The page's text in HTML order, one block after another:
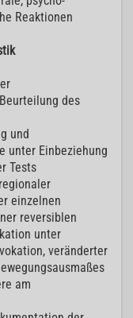
Reaktionen
des
und
unter Einbeziehung
Tests
einzelnen
reversiblen
unter
veränderter
am